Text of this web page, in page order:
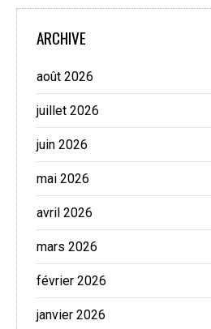
ARCHIVE
août 2026
juillet 2026
juin 2026
mai 2026
avril 2026
mars 2026
février 2026
janvier 2026